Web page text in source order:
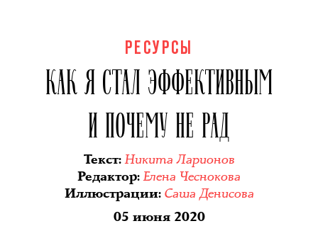
РЕСУРСЫ
КАК Я СТАЛ ЭФФЕКТИВНЫМ
И ПОЧЕМУ НЕ РАД
Текст:Никита Ларионов
Редактор:Елена Чеснокова
Иллюстрации: Саша Денисова
05 июня 2020